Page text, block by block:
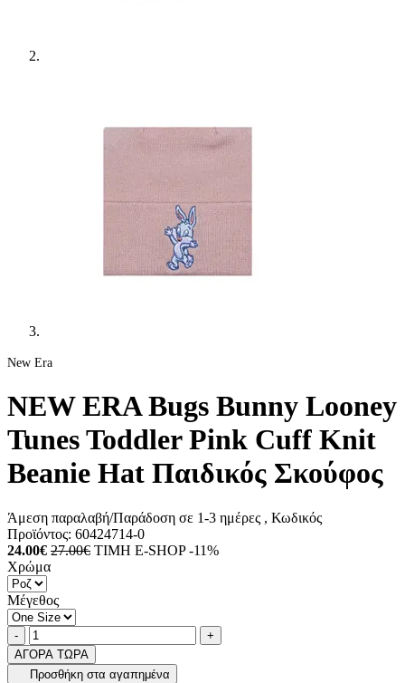
New Era
NEW ERA Bugs Bunny Looney
Tunes Toddler Pink Cuff Knit
Beanie Hat Παιδικός Σκούφος
Άμεση παραλαβή/Παράδοση σε 1-3 ημέρες , Κωδικός
Προϊόντος: 60424714-0
24.00€ 27.00€ ΤΙΜΗ E-SHOP -11%
Χρώμα
Μέγεθος
Ποσότητα
-product.increase.quantity +
ΑΓΟΡΑ ΤΩΡΑ
Προσθήκη στα αγαπημένα